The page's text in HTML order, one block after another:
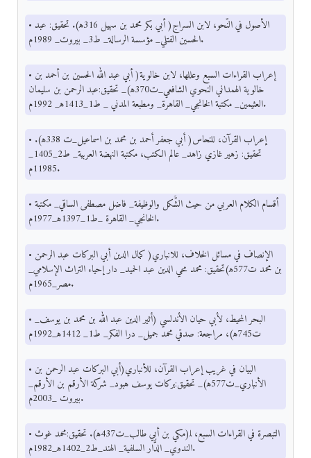
• الأصول في النّحو، لابن السراج( أبي بكر محمد بن سهيل 316ﻫ). تحقيق: عبد
الحسين الفتلي_ مؤسسة الرسالة_ ط3_ بيروت_ 1989م.
• إعراب القراءات السبع وعللها، لابن خالوية( أبي عبد الله الحسين بن أحمد بن
خالوية الهمداني النحوي الشافعي_ت370ﻫ)_ تحقيق:عبد الرحمن بن سليمان
العثيمين_ مكتبة الخانجي_ القاهرة_ ومطبعة المدني _ ط1_1413ﻫ_ 1992م.
• إعراب القرآن، للنحاس( أبي جعفر أحمد بن محمد بن اسماعيل_ت 338ﻫ).
تحقيق: زهير غازي زاهد_ عالم الكتب، مكتبة النهضة العربية_ ط2_1405_
11985م.
• أقسام الكلام العربي من حيث الشَّكل والوظيفة_ فاضل مصطفى الساقي_ مكتبة
الخانجي_ القاهرة _ط1_1397ﻫ_1977م.
• الإنصاف في مسائل الخلاف، للانباري( كمال الدين أبي البركات عبد الرحمن
بن محمد ت577ﻫ)تحقيق: محمد محي الدين عبد الحميد_ دار إحياء التراث الإسلامي_
مصر_1965م.
• البحر المحيط، لأبي حيان الأندلسي (أثير الدين عبد الله بن محمد بن يوسف_
ت745ﻫ)، مراجعة: صدقي محمد جميل_ درا الفكر_ ط1_ 1412ﻫ_1992م
• البيان في غريب إعراب القرآن، للأنباري(أبي البركات عبد الرحمن بن
الأنباري_ت577ﻫ)_ تحقيق:بركات يوسف هبود_ شركة الأرقم بن الأرقم_
بيروت _2003م.
• التبصرة في القراءات السبع، ﻠ(مكي بن أبي طالب_ت437ﻫ). تحقيق:محمد غوث
الندوي_ الدَّار السلفية_ الهند_ط2_1402ﻫ_1982م.